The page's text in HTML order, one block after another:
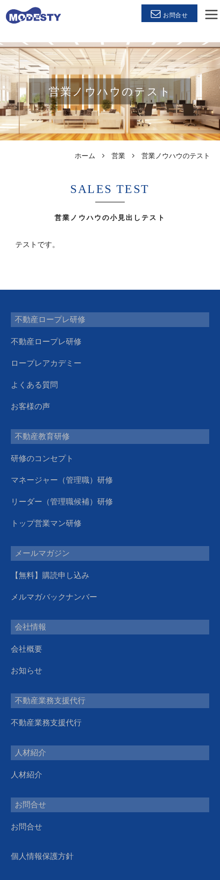
お問合せ
営業ノウハウのテスト
ホーム 営業 営業ノウハウのテスト
SALES TEST
営業ノウハウの小見出しテスト
テストです。
不動産ロープレ研修
不動産ロープレ研修
ロープレアカデミー
よくある質問
お客様の声
不動産教育研修
研修のコンセプト
マネージャー（管理職）研修
リーダー（管理職候補）研修
トップ営業マン研修
メールマガジン
【無料】購読申し込み
メルマガバックナンバー
会社情報
会社概要
お知らせ
不動産業務支援代行
不動産業務支援代行
人材紹介
人材紹介
お問合せ
お問合せ
個人情報保護方針